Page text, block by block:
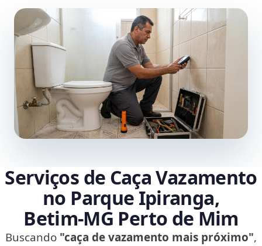
Serviços de Caça Vazamento
no Parque Ipiranga,
Betim‑MG Perto de Mim
Buscando "caça de vazamento mais próximo",